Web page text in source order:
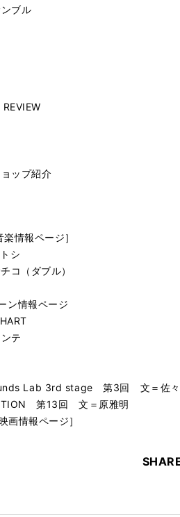
ブル
ップ紹介
情報ページ］
シ
コ（ダブル）
ン情報ページ
テ
Lab 3rd stage 第3回 文＝佐々
第13回 文＝原雅明
画情報ページ］